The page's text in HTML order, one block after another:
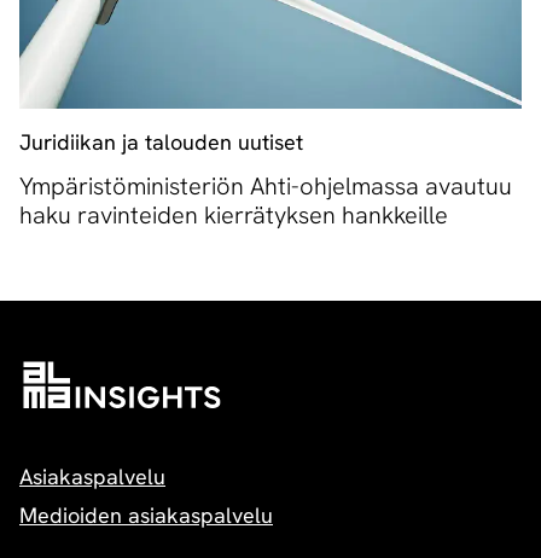
Juridiikan ja talouden uutiset
Ympäristöministeriön Ahti-ohjelmassa avautuu
haku ravinteiden kierrätyksen hankkeille
Asiakaspalvelu
Medioiden asiakaspalvelu